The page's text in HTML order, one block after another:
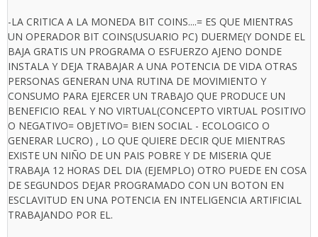
-LA CRITICA A LA MONEDA BIT COINS....= ES QUE MIENTRAS
UN OPERADOR BIT COINS(USUARIO PC) DUERME(Y DONDE EL
BAJA GRATIS UN PROGRAMA O ESFUERZO AJENO DONDE
INSTALA Y DEJA TRABAJAR A UNA POTENCIA DE VIDA OTRAS
PERSONAS GENERAN UNA RUTINA DE MOVIMIENTO Y
CONSUMO PARA EJERCER UN TRABAJO QUE PRODUCE UN
BENEFICIO REAL Y NO VIRTUAL(CONCEPTO VIRTUAL POSITIVO
O NEGATIVO= OBJETIVO= BIEN SOCIAL - ECOLOGICO O
GENERAR LUCRO) , LO QUE QUIERE DECIR QUE MIENTRAS
EXISTE UN NIÑO DE UN PAIS POBRE Y DE MISERIA QUE
TRABAJA 12 HORAS DEL DIA (EJEMPLO) OTRO PUEDE EN COSA
DE SEGUNDOS DEJAR PROGRAMADO CON UN BOTON EN
ESCLAVITUD EN UNA POTENCIA EN INTELIGENCIA ARTIFICIAL
TRABAJANDO POR EL.